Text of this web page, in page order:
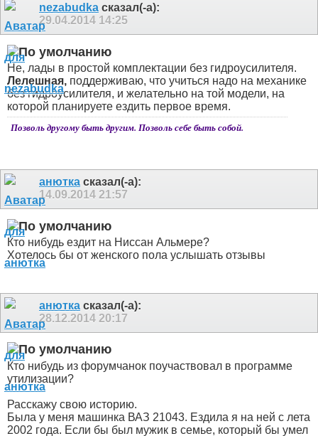
nezabudka сказал(-а):
29.04.2014 14:25
Не, лады в простой комплектации без гидроусилителя.
Лелешная, поддерживаю, что учиться надо на механике
без гидроусилителя, и желательно на той модели, на
которой планируете ездить первое время.
Позволь другому быть другим. Позволь себе быть собой.
анютка сказал(-а):
14.09.2014 21:57
Кто нибудь ездит на Ниссан Альмере?
Хотелось бы от женского пола услышать отзывы
анютка сказал(-а):
28.12.2014 20:17
Кто нибудь из форумчанок поучаствовал в программе
утилизации?
Расскажу свою историю.
Была у меня машинка ВАЗ 21043. Ездила я на ней с лета
2002 года. Если бы был мужик в семье, который бы умел